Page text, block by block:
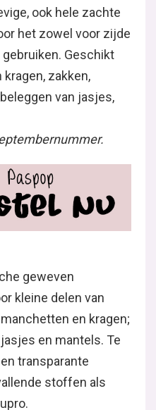
ook hele zachte
het zowel voor zijde
Geschikt
zakken,
van jasjes,
geweven
kleine delen van
en kragen;
en mantels. Te
transparante
stoffen als